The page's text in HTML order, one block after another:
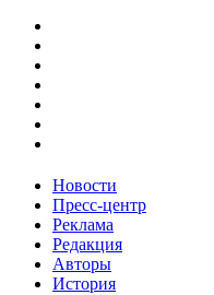
Новости
Пресс-центр
Реклама
Редакция
Авторы
История